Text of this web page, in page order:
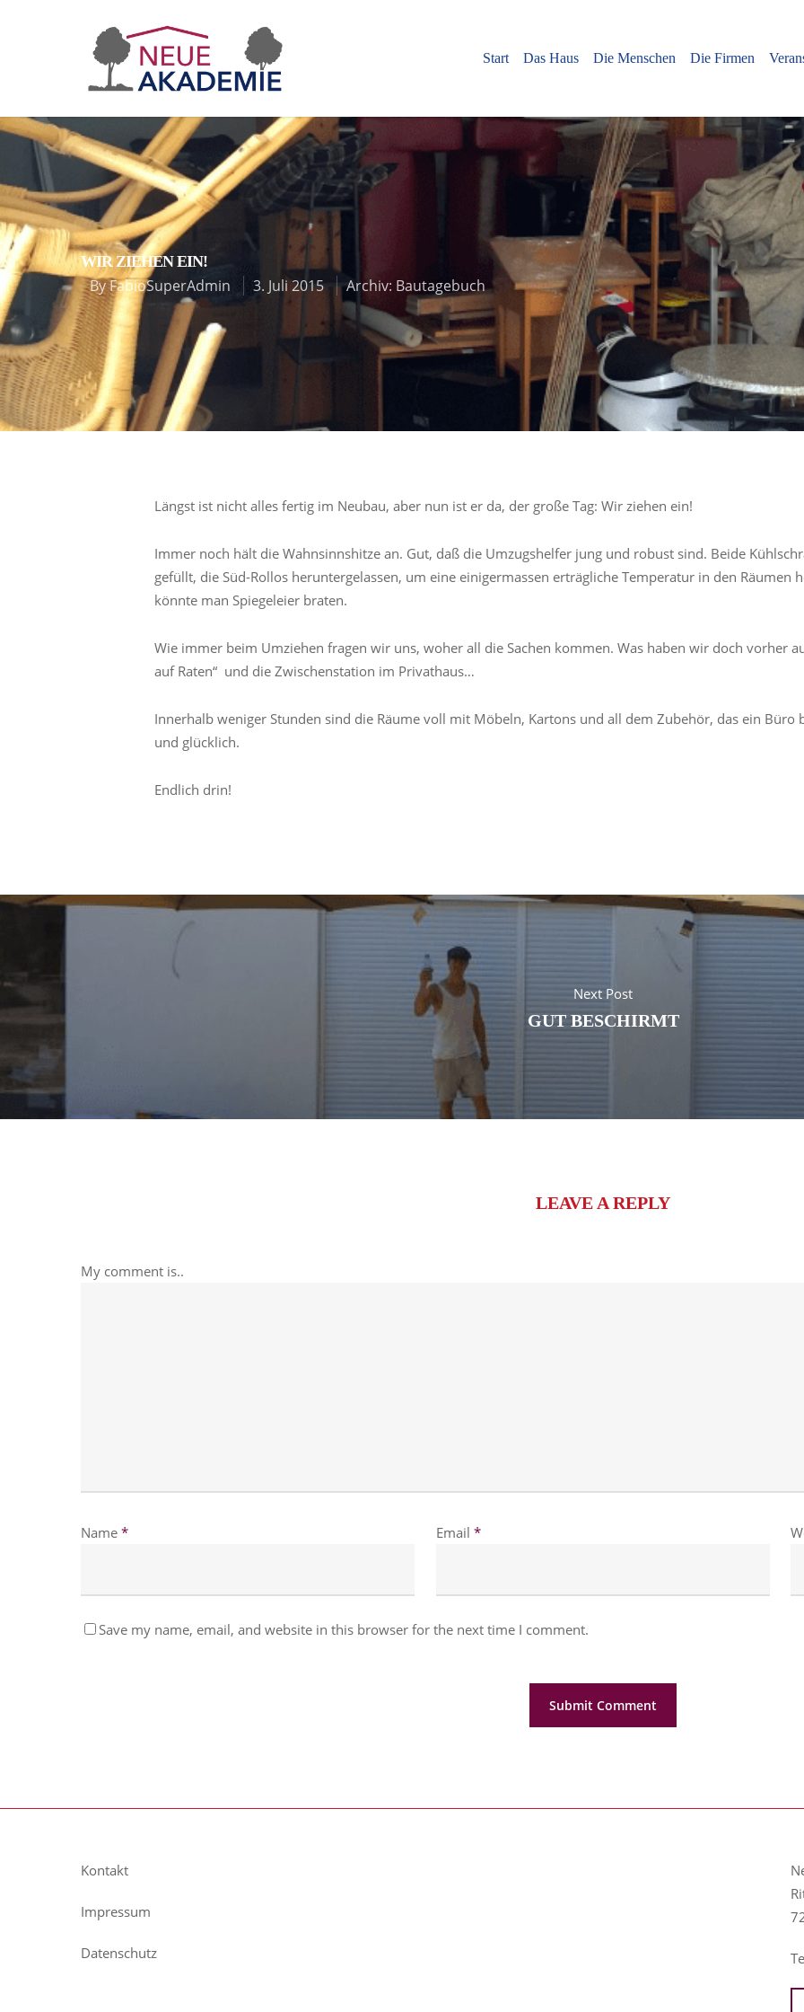
Start Das Haus Die Menschen Die Firmen
WIR ZIEHEN EIN!
ByFabioSuperAdmin 3. Juli 2015 Archiv: Bautagebuch
Längst ist nicht alles fertig im Neubau, aber nun ist er da, der große Tag: Wir ziehen ein!
Immer noch hält die Wahnsinnshitze an. Gut, daß die Umzugshelfer jung und robust sind. Beide
gefüllt, die Süd-Rollos heruntergelassen, um eine einigermassen erträgliche Temperatur in den Räumen
könnte man Spiegeleier braten.
Wie immer beim Umziehen fragen wir uns, woher all die Sachen kommen. Was haben wir doch vorher
auf Raten“ und die Zwischenstation im Privathaus…
Innerhalb weniger Stunden sind die Räume voll mit Möbeln, Kartons und all dem Zubehör, das ein Büro
und glücklich.
Endlich drin!
Next Post
GUT BESCHIRMT
LEAVE A REPLY
My comment is..
Name * Email *
Save my name, email, and website in this browser for the next time I comment.
Kontakt
Impressum
Datenschutz